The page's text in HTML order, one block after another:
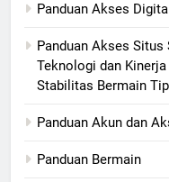
Panduan Akses Digital
Panduan Akses
Teknologi dan
Stabilitas Bermain
Panduan Akun dan
Panduan Bermain